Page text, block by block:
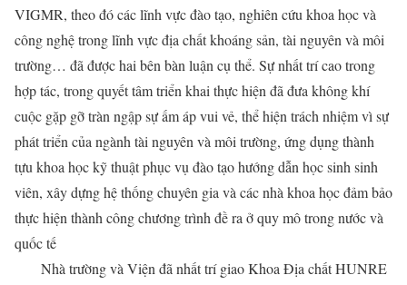
VIGMR, theo đó các lĩnh vực đào tạo, nghiên cứu khoa học và
công nghệ trong lĩnh vực địa chất khoáng sản, tài nguyên và môi
trường… đã được hai bên bàn luận cụ thể. Sự nhất trí cao trong
hợp tác, trong quyết tâm triển khai thực hiện đã đưa không khí
cuộc gặp gỡ tràn ngập sự ấm áp vui vẻ, thể hiện trách nhiệm vì sự
phát triển của ngành tài nguyên và môi trường, ứng dụng thành
tựu khoa học kỹ thuật phục vụ đào tạo hướng dẫn học sinh sinh
viên, xây dựng hệ thống chuyên gia và các nhà khoa học đảm bảo
thực hiện thành công chương trình đề ra ở quy mô trong nước và
quốc tế
Nhà trường và Viện đã nhất trí giao Khoa Địa chất HUNRE